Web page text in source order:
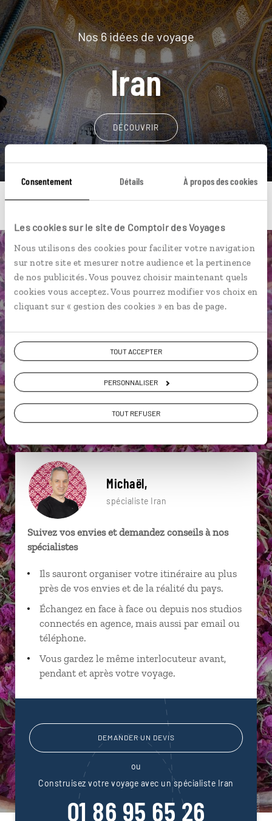
Consentement Détails À propos des cookies
Les cookies sur le site de Comptoir des Voyages
Nous utilisons des cookies pour faciliter votre navigation
sur notre site et mesurer notre audience et la pertinence
de nos publicités. Vous pouvez choisir maintenant quels
cookies vous acceptez. Vous pourrez modifier vos choix en
cliquant sur « gestion des cookies » en bas de page.
TOUT ACCEPTER
PERSONNALISER
TOUT REFUSER
Nos 6 idées de voyage
Iran
DÉCOUVRIR
Une envie de voyage
particulière ?
Bâgh-e-Dôlat-âbâd Bazar royal d’Ispahan
Ispahan Abyaneh Bazar
Désert de Dasht-e Kavir Bagh-E-Narenjestan
Michaël,
spécialiste Iran
Suivez vos envies et demandez conseils à nos
spécialistes
Ils sauront organiser votre itinéraire au plus
près de vos envies et de la réalité du pays.
Échangez en face à face ou depuis nos studios
connectés en agence, mais aussi par email ou
téléphone.
Vous gardez le même interlocuteur avant,
pendant et après votre voyage.
DEMANDER UN DEVIS
ou
Construisez votre voyage avec un spécialiste Iran
01 86 95 65 26